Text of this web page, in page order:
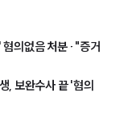
혐의없음 처분‥"증거
, 보완수사 끝 '혐의